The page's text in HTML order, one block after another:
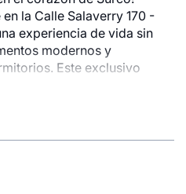
la Calle Salaverry 170 -
experiencia de vida sin
modernos y
Este exclusivo
de alta calidad, creando
la ciudad. Vive la distinción
una vida extraordinaria.